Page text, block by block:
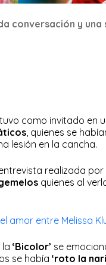
conversación y una
como invitado en
, quienes se
lesión en la cancha.
realizada por
quienes al
el amor entre Melissa
la ‘Bicolor’ se
se había ‘roto la